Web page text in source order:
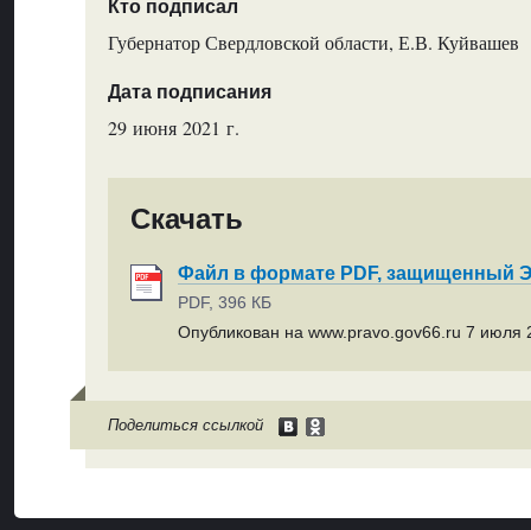
Кто подписал
Губернатор Свердловской области, Е.В. Куйвашев
Дата подписания
29 июня 2021 г.
Скачать
Файл в формате PDF, защищенный
PDF, 396 КБ
Опубликован на www.pravo.gov66.ru 7 июля
Поделиться ссылкой